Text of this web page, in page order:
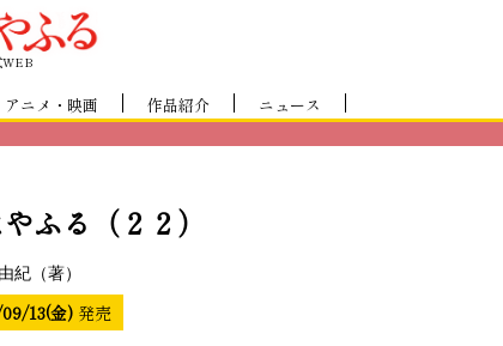
WEB
アニメ・映画 作品紹介 ニュース
ふる（２２）
（著）
13(金) 発売